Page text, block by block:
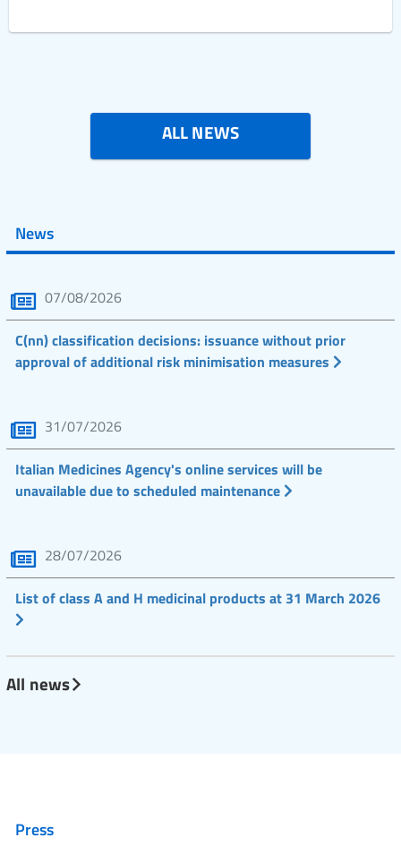
ALL NEWS
News
07/08/2026
C(nn) classification decisions: issuance without prior
approval of additional risk minimisation measures
31/07/2026
Italian Medicines Agency's online services will be
unavailable due to scheduled maintenance
28/07/2026
List of class A and H medicinal products at 31 March 2026
All news
Press